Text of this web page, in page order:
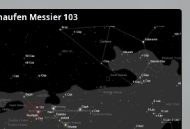
Messier 103